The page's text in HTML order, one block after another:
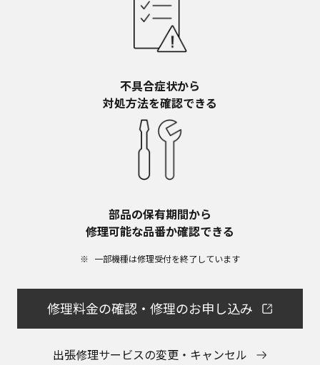
不具合症状から​
対処方法を確認できる
部品の保有期間から​
修理可能な品番か確認できる
一部機種は修理受付を終了しています​
修理料金の確認・修理のお申し込み
出張修理サービスの変更・キャンセル